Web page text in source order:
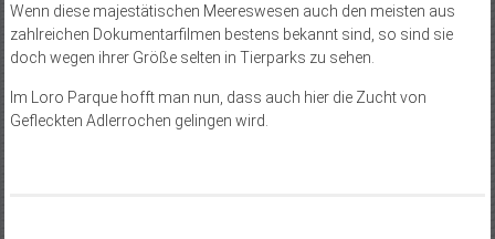
Wenn diese majestätischen Meereswesen auch den meisten aus
zahlreichen Dokumentarfilmen bestens bekannt sind, so sind sie
doch wegen ihrer Größe selten in Tierparks zu sehen.
Im Loro Parque hofft man nun, dass auch hier die Zucht von
Gefleckten Adlerrochen gelingen wird.